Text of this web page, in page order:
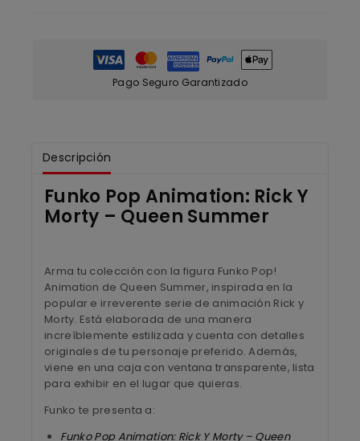
Pago Seguro Garantizado
Descripción
Funko Pop Animation: Rick Y
Morty – Queen Summer
Arma tu colección con la figura Funko Pop!
Animation de Queen Summer, inspirada en la
popular e irreverente serie de animación Rick y
Morty. Está elaborada de una manera
increíblemente estilizada y cuenta con detalles
originales de tu personaje preferido. Además,
viene en una caja con ventana transparente, lista
para exhibir en el lugar que quieras.
Funko te presenta a:
Funko Pop Animation: Rick Y Morty – Queen